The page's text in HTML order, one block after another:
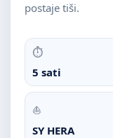
postaje tiši.
⏱
5 sati
⛵
SY HERA